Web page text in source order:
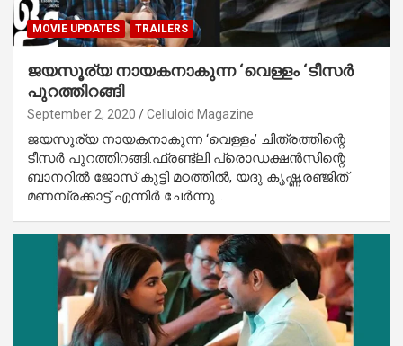
MOVIE UPDATES TRAILERS
ജയസൂര്യ നായകനാകുന്ന ‘വെള്ളം ‘ടീസര്‍
പുറത്തിറങ്ങി
September 2, 2020 Celluloid Magazine
ജയസൂര്യ നായകനാകുന്ന ‘വെള്ളം’ ചിത്രത്തിന്റെ
ടീസര്‍ പുറത്തിറങ്ങി.ഫ്രണ്ട്‌ലി പ്രൊഡക്ഷന്‍സിന്റെ
ബാനറില്‍ ജോസ് കുട്ടി മഠത്തില്‍, യദു കൃഷ്ണ,രഞ്ജിത്
മണമ്പ്രക്കാട്ട് എന്നിര്‍ ചേര്‍ന്നു…